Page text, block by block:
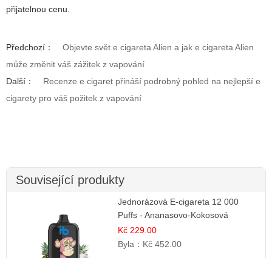
přijatelnou cenu.
Předchozí：
Objevte svět e cigareta Alien a jak e cigareta Alien
může změnit váš zážitek z vapování
Další：
Recenze e cigaret přináší podrobný pohled na nejlepší e
cigarety pro váš požitek z vapování
Související produkty
Jednorázová E-cigareta 12 000
Puffs - Ananasovo-Kokosová
Zmrzlina | Tropický dezert
Kč 229.00
Byla： Kč 452.00